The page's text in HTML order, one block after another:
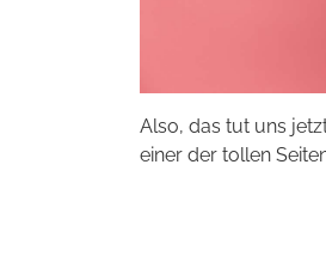
Also, das tut uns
einer der tollen